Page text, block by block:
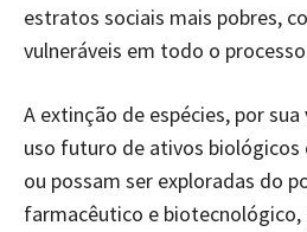
estratos sociais mais pobres,
vulneráveis em todo o
A extinção de espécies, por
uso futuro de ativos biológicos
ou possam ser exploradas do
farmacêutico e